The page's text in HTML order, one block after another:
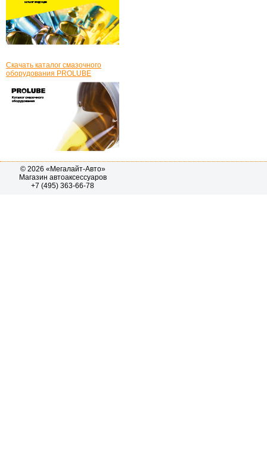
Скачать каталог смазочного
оборудования PROLUBE
© 2026 «Мегалайт-Авто»
Магазин автоаксессуаров
+7 (495) 363-66-78